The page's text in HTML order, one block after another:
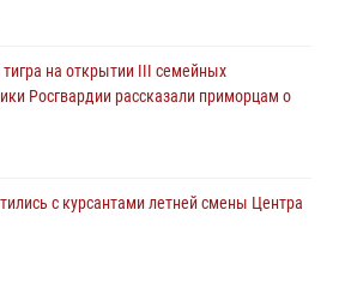
Владимирском храме – Главном
приняли участие в молебне,
на открытии III семейных
на открытии III семейных
Росгвардии рассказали приморцам о
с курсантами летней смены Центра